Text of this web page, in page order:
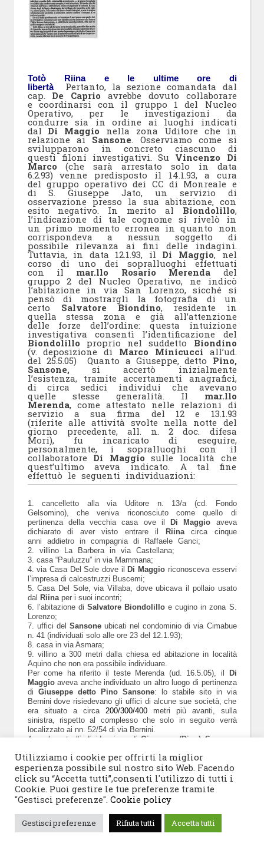
Totò Riina e le ultime ore di
libertà Pertanto, la sezione comandata dal
cap. De Caprio avrebbe dovuto collaborare
e coordinarsi con il gruppo 1 del Nucleo
Operativo, per le investigazioni da
condurre sia in ordine ai luoghi indicati
dal Di Maggio nella zona Uditore che in
relazione aiSansone . Osserviamo come si
svilupparono in concreto ciascuno di
questi filoni investigativi. Su Vincenzo Di
Marco (che sarà arrestato solo in data
6.2.93) venne predisposto il 14.1.93, a cura
del gruppo operativo dei CC di Monreale e
di S. Giuseppe Jato, un servizio di
osservazione presso la sua abitazione, con
esito negativo. In merito al Biondolillo,
l’indicazione di tale cognome si rivelò in
un primo momento erronea in quanto non
corrispondeva a nessun soggetto di
possibile rilevanza ai fini delle indagini.
Tuttavia, in data 12.1.93, il Di Maggio, nel
corso di uno dei sopralluoghi effettuati
con il mar.llo Rosario Merenda del
gruppo 2 del Nucleo Operativo, ne indicò
l’abitazione in via San Lorenzo, sicché si
pensò di mostrargli la fotografia di un
certo Salvatore Biondino, residente in
quella stessa zona e già all’attenzione
delle forze dell’ordine: questa intuizione
investigativa consentì l’identificazione del
Biondolillo proprio nel suddetto Biondino
(v. deposizione di Marco Minicucci all’ud.
del 25.5.05) Quanto a Giuseppe, detto Pino,
Sansone,si accertò inizialmente
l’esistenza, tramite accertamenti anagrafici,
di circa sedici individui che avevano
quelle stesse generalità. Il mar.llo
Merenda, come attestato nelle relazioni di
servizio a sua firma del 12 e 13.1.93
(riferite alle attività svolte nella notte del
giorno precedente, all. n. 2 doc. difesa
Mori), fu incaricato di eseguire,
personalmente, i sopralluoghi con il
collaboratore Di Maggio sulle località che
quest’ultimo aveva indicato. A tal fine
effettuò le seguenti individuazioni:
1. cancelletto alla via Uditore n. 13/a (cd. Fondo
Gelsomino), che veniva riconosciuto come quello di
pertinenza della vecchia casa ove il Di Maggio aveva
dichiarato di aver visto entrare il Riinacirca cinque
anni addietro in compagnia di Raffaele Ganci;
2. villino La Barbera in via Castellana;
3. casa “Pauluzzu” in via Mammana;
4. via Casa Del Sole dove ilDi Maggio riconosceva esservi
l’impresa di calcestruzzi Buscemi;
5. Casa Del Sole, via Villaba, dove ubicava il pollaio usato
dal Riinaper i suoi incontri;
6. l’abitazione di Salvatore Biondolilloe cugino in zona S.
Lorenzo;
7. uffici del Sansoneubicati nel condominio di via Cimabue
n. 41 (individuati solo alle ore 23 del 12.1.93);
8. casa in via Asmara;
9. villino a 300 metri dalla chiesa ed abitazione in località
Aquino che non era possibile individuare.
Per come ha riferito il teste Merenda (ud. 16.5.05), il Di
Maggioaveva anche individuato un altro luogo di pertinenza
di Giuseppe detto Pino Sansone: lo stabile sito in via
Bernini dove risiedevano gli uffici di alcune sue società, che
era situato a circa 200/300/400metri più avanti, sulla
sinistra, rispetto al complesso che solo in seguito verrà
localizzato ai nn. 52/54 di via Bernini.
A quel punto l’individuazione diGiuseppe (Pino) Sansone
Sansone, imprenditori edili e titolari di diversi organismi
societari, tra i quali la SICOR, l’AGRISAN, la ICOM,
l’Edilizia Sansonetutti aventi sede in via Cimabue n. 41, e
la SICOS con sede a via Bernini n. 129 (cfr. decreti di
perquisizione e verbali di sequestro del 2 e 3 febbraio 1993,
all. n. 29 doc. difesa De Caprio).
Il cap. SergioDe Capriodecise di concentrare l’attenzione
investigativa proprio su questi individui, e ciò per tre ordini di
ragioni.
Utilizziamo i cookie per offrirti la miglior
esperienza possibile sul nostro sito Web. Facendo
click su “Accetta tutti”,consenti l'utilizzo di tutti i
Cookie. Puoi gestire le tue preferenze tramite
"Gestisci preferenze". Cookie policy
Gestisci preferenze Rifiuta tutti Accetta tutti